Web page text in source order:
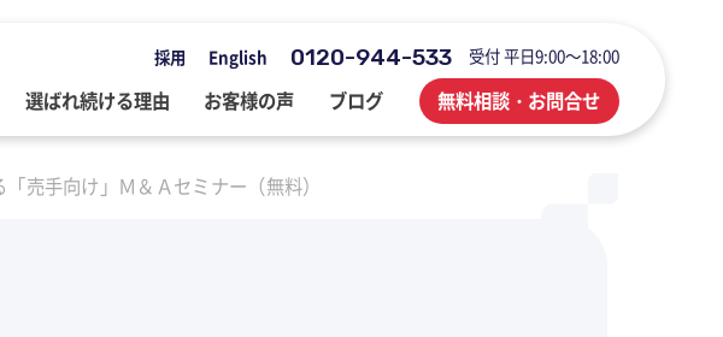
採用 English 0120-944-533 受付 平日9:00～18:00
選ばれ続ける理由 お客様の声 ブログ 無料相談・お問合せ
売手向け」Ｍ＆Ａセミナー（無料）